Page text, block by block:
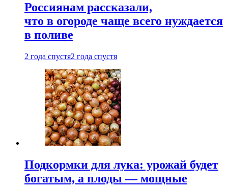
Россиянам рассказали,
что в огороде чаще всего нуждается
в поливе
2 года спустя2 года спустя
Подкормки для лука: урожай будет
богатым, а плоды — мощные